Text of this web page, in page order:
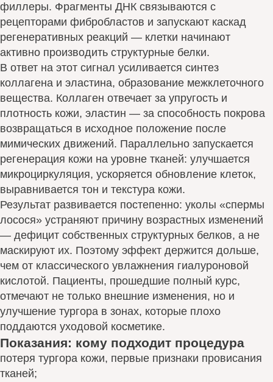
филлеры. Фрагменты ДНК связываются с
рецепторами фибробластов и запускают каскад
регенеративных реакций — клетки начинают
активно производить структурные белки.
В ответ на этот сигнал усиливается синтез
коллагена и эластина, образование межклеточного
вещества. Коллаген отвечает за упругость и
плотность кожи, эластин — за способность покрова
возвращаться в исходное положение после
мимических движений. Параллельно запускается
регенерация кожи на уровне тканей: улучшается
микроциркуляция, ускоряется обновление клеток,
выравнивается тон и текстура кожи.
Результат развивается постепенно: уколы «спермы
лосося» устраняют причину возрастных изменений
— дефицит собственных структурных белков, а не
маскируют их. Поэтому эффект держится дольше,
чем от классического увлажнения гиалуроновой
кислотой. Пациенты, прошедшие полный курс,
отмечают не только внешние изменения, но и
улучшение тургора в зонах, которые плохо
поддаются уходовой косметике.
Показания: кому подходит процедура
потеря тургора кожи, первые признаки провисания
тканей;